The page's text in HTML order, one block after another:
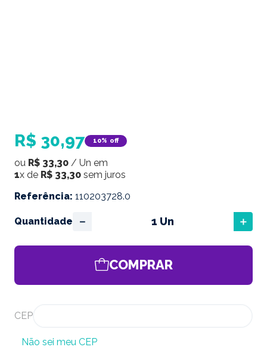
R$ 30,97 10% off
ou R$ 33,30 / Un em
1x de R$ 33,30 sem juros
Referência: 110203728.0
Quantidade ＋
－
COMPRAR
CEP
Não sei meu CEP